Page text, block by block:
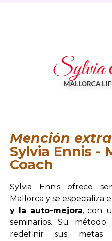
Mención
Sylvia Ennis -
Coach
Sylvia Ennis ofrece
Mallorca y se especializa
y la auto-mejora, con
seminarios. Su
redefinir sus metas